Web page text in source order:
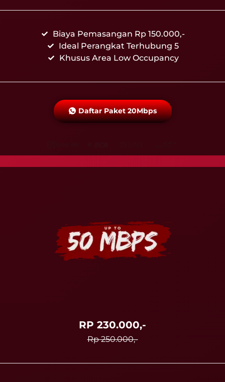
Biaya Pemasangan Rp 150.000,-
Ideal Perangkat Terhubung 5
Khusus Area Low Occupancy
Daftar Paket 20Mbps
RP 230.000,-
Rp 250.000,-